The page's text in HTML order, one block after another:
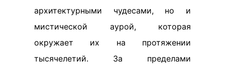
архитектурными чудесами, но и
мистической аурой, которая
окружает их на протяжении
тысячелетий. За пределами